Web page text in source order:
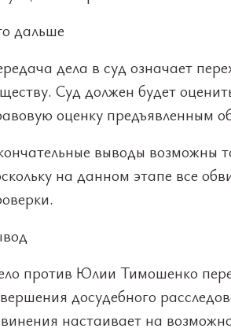
дальше
дела в суд означает
Суд должен будет
оценку предъявленным
выводы возможны
на данном этапе все
против Юлии Тимошенко
досудебного
настаивает на